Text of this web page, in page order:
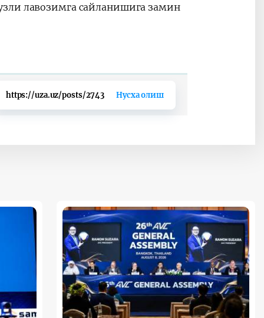
лавозимга сайланишига замин
https://uza.uz/posts/2743 Нусха олиш